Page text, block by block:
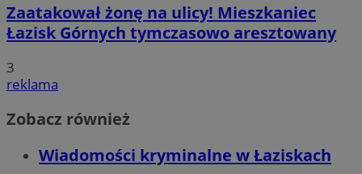
Zaatakował żonę na ulicy! Mieszkaniec
Łazisk Górnych tymczasowo aresztowany
3
reklama
Zobacz również
Wiadomości kryminalne w Łaziskach